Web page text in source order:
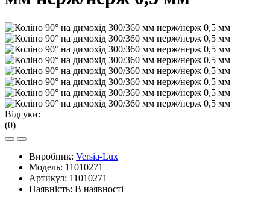
Відгуки:
(0)
Виробник: Versia-Lux
Модель: 11010271
Артикул: 11010271
Наявність: В наявності